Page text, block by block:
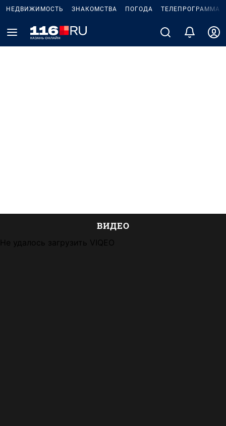
НЕДВИЖИМОСТЬ ЗНАКОМСТВА ПОГОДА ТЕЛЕПРОГРАММА
ВИДЕО
Не удалось загрузить VIQEO